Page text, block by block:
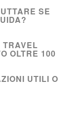
SE
TRAVEL
OLTRE 100
UTILI O